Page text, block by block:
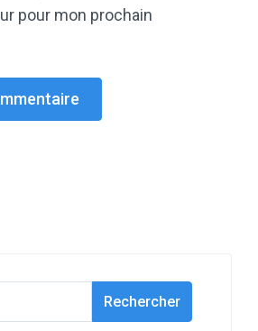
pour mon prochain
Rechercher